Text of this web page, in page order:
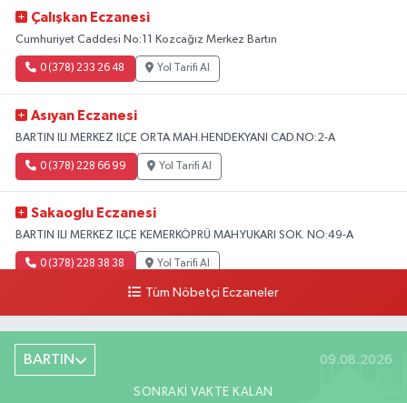
Çalışkan Eczanesi
Cumhuriyet Caddesi No:11 Kozcağız Merkez Bartın
0 (378) 233 26 48 Yol Tarifi Al
Asıyan Eczanesi
BARTIN ILI MERKEZ ILÇE ORTA MAH.HENDEKYANI CAD.NO:2-A
0 (378) 228 66 99 Yol Tarifi Al
Sakaoglu Eczanesi
BARTIN ILI MERKEZ ILÇE KEMERKÖPRÜ MAH.YUKARI SOK. NO:49-A
0 (378) 228 38 38 Yol Tarifi Al
Tüm Nöbetçi Eczaneler
BARTIN 09.08.2026
SONRAKI VAKTE KALAN